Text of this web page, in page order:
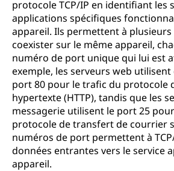
protocole TCP/IP en identifiant les
applications spécifiques
appareil. Ils permettent à plusieurs
coexister sur le même appareil,
numéro de port unique qui lui est
exemple, les serveurs web
port 80 pour le trafic du protocole
hypertexte (HTTP), tandis que les
messagerie utilisent le port 25
protocole de transfert de courrier
numéros de port permettent à
données entrantes vers le service
appareil.